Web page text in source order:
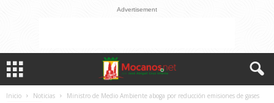
Advertisement
Inicio Noticias Ministro de Medio Ambiente aboga por reducción emisiones de gases